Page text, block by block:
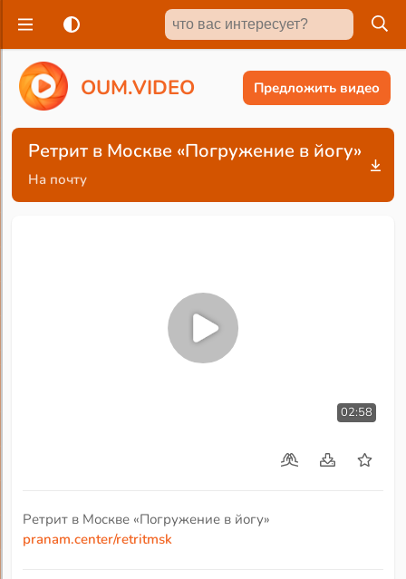
OUM.VIDEO Предложить видео
Ретрит в Москве «Погружение в йогу»
На почту
02:58
Ретрит в Москве «Погружение в йогу»
pranam.center/retritmsk